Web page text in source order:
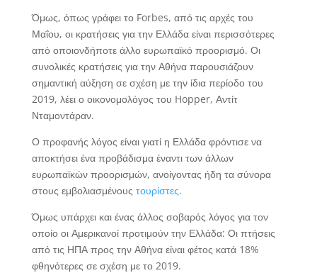
Όμως, όπως γράφει το Forbes, από τις αρχές του
Μαΐου, οι κρατήσεις για την Ελλάδα είναι περισσότερες
από οποιονδήποτε άλλο ευρωπαϊκό προορισμό. Οι
συνολικές κρατήσεις για την Αθήνα παρουσιάζουν
σημαντική αύξηση σε σχέση με την ίδια περίοδο του
2019, λέει ο οικονομολόγος του Hopper, Αντίτ
Νταμοντάραν.
Ο προφανής λόγος είναι γιατί η Ελλάδα φρόντισε να
αποκτήσει ένα προβάδισμα έναντι των άλλων
ευρωπαϊκών προορισμών, ανοίγοντας ήδη τα σύνορα
στους εμβολιασμένους τουρίστες.
Όμως υπάρχει και ένας άλλος σοβαρός λόγος για τον
οποίο οι Αμερικανοί προτιμούν την Ελλάδα: Οι πτήσεις
από τις ΗΠΑ προς την Αθήνα είναι φέτος κατά 18%
φθηνότερες σε σχέση με το 2019.